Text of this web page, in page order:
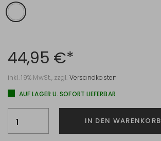
44,95 €*
inkl. 19% MwSt., zzgl. Versandkosten
AUF LAGER U. SOFORT LIEFERBAR
IN DEN WARENKORB